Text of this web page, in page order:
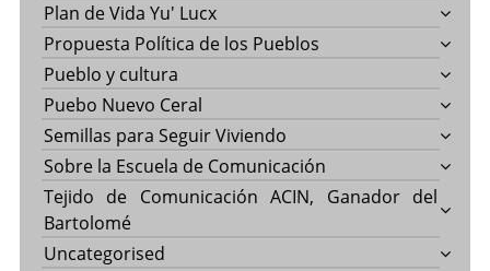
Plan de Vida Yu' Lucx
Propuesta Política de los Pueblos
Pueblo y cultura
Puebo Nuevo Ceral
Semillas para Seguir Viviendo
Sobre la Escuela de Comunicación
Tejido de Comunicación ACIN, Ganador del
Bartolomé
Uncategorised